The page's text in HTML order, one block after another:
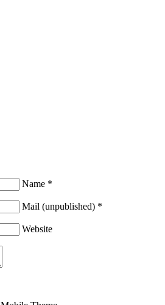
Name *
Mail (unpublished) *
Website